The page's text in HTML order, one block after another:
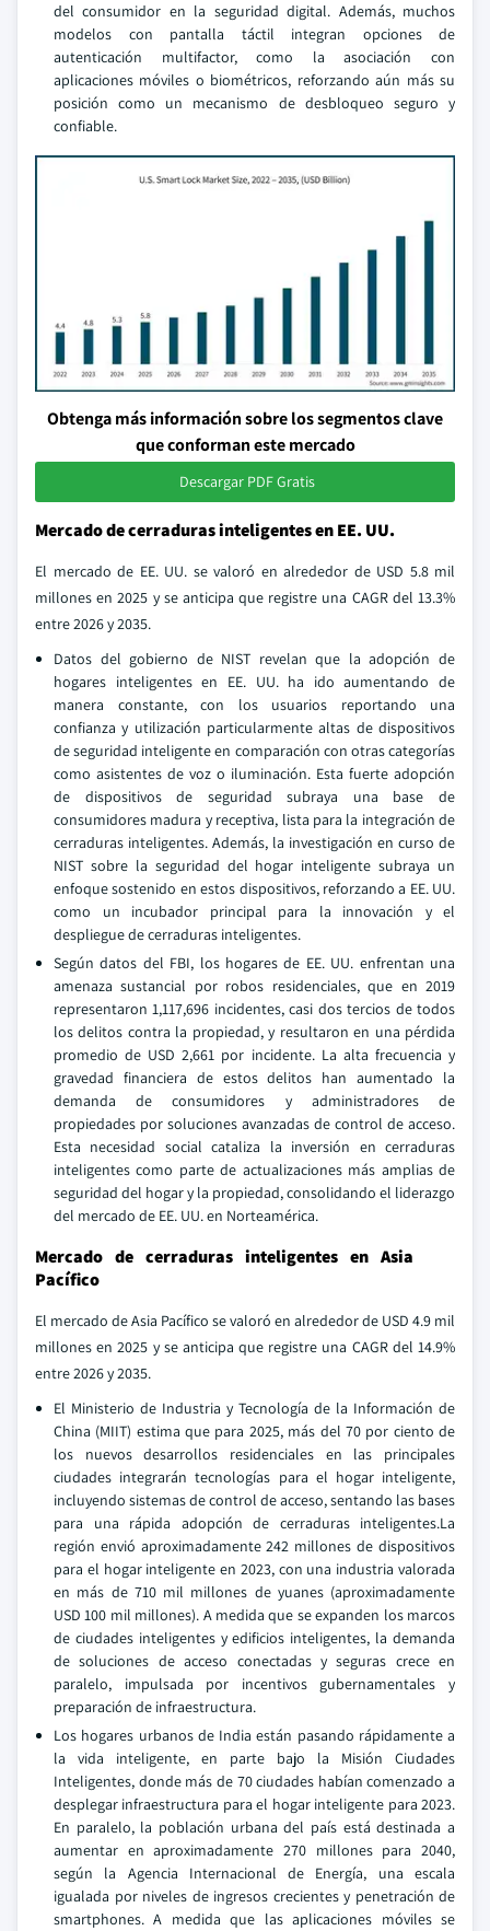
del consumidor en la seguridad digital. Además, muchos
modelos con pantalla táctil integran opciones de
autenticación multifactor, como la asociación con
aplicaciones móviles o biométricos, reforzando aún más su
posición como un mecanismo de desbloqueo seguro y
confiable.
Obtenga más información sobre los segmentos clave
que conforman este mercado
Descargar PDF Gratis
Mercado de cerraduras inteligentes en EE. UU.
El mercado de EE. UU. se valoró en alrededor de USD 5.8 mil
millones en 2025 y se anticipa que registre una CAGR del 13.3%
entre 2026 y 2035.
Datos del gobierno de NIST revelan que la adopción de
hogares inteligentes en EE. UU. ha ido aumentando de
manera constante, con los usuarios reportando una
confianza y utilización particularmente altas de dispositivos
de seguridad inteligente en comparación con otras categorías
como asistentes de voz o iluminación. Esta fuerte adopción
de dispositivos de seguridad subraya una base de
consumidores madura y receptiva, lista para la integración de
cerraduras inteligentes. Además, la investigación en curso de
NIST sobre la seguridad del hogar inteligente subraya un
enfoque sostenido en estos dispositivos, reforzando a EE. UU.
como un incubador principal para la innovación y el
despliegue de cerraduras inteligentes.
Según datos del FBI, los hogares de EE. UU. enfrentan una
amenaza sustancial por robos residenciales, que en 2019
representaron 1,117,696 incidentes, casi dos tercios de todos
los delitos contra la propiedad, y resultaron en una pérdida
promedio de USD 2,661 por incidente. La alta frecuencia y
gravedad financiera de estos delitos han aumentado la
demanda de consumidores y administradores de
propiedades por soluciones avanzadas de control de acceso.
Esta necesidad social cataliza la inversión en cerraduras
inteligentes como parte de actualizaciones más amplias de
seguridad del hogar y la propiedad, consolidando el liderazgo
del mercado de EE. UU. en Norteamérica.
Mercado de cerraduras inteligentes en Asia
Pacífico
El mercado de Asia Pacífico se valoró en alrededor de USD 4.9 mil
millones en 2025 y se anticipa que registre una CAGR del 14.9%
entre 2026 y 2035.
El Ministerio de Industria y Tecnología de la Información de
China (MIIT) estima que para 2025, más del 70 por ciento de
los nuevos desarrollos residenciales en las principales
ciudades integrarán tecnologías para el hogar inteligente,
incluyendo sistemas de control de acceso, sentando las bases
para una rápida adopción de cerraduras inteligentes.La
región envió aproximadamente 242 millones de dispositivos
para el hogar inteligente en 2023, con una industria valorada
en más de 710 mil millones de yuanes (aproximadamente
USD 100 mil millones). A medida que se expanden los marcos
de ciudades inteligentes y edificios inteligentes, la demanda
de soluciones de acceso conectadas y seguras crece en
paralelo, impulsada por incentivos gubernamentales y
preparación de infraestructura.
Los hogares urbanos de India están pasando rápidamente a
la vida inteligente, en parte bajo la Misión Ciudades
Inteligentes, donde más de 70 ciudades habían comenzado a
desplegar infraestructura para el hogar inteligente para 2023.
En paralelo, la población urbana del país está destinada a
aumentar en aproximadamente 270 millones para 2040,
según la Agencia Internacional de Energía, una escala
igualada por niveles de ingresos crecientes y penetración de
smartphones. A medida que las aplicaciones móviles se